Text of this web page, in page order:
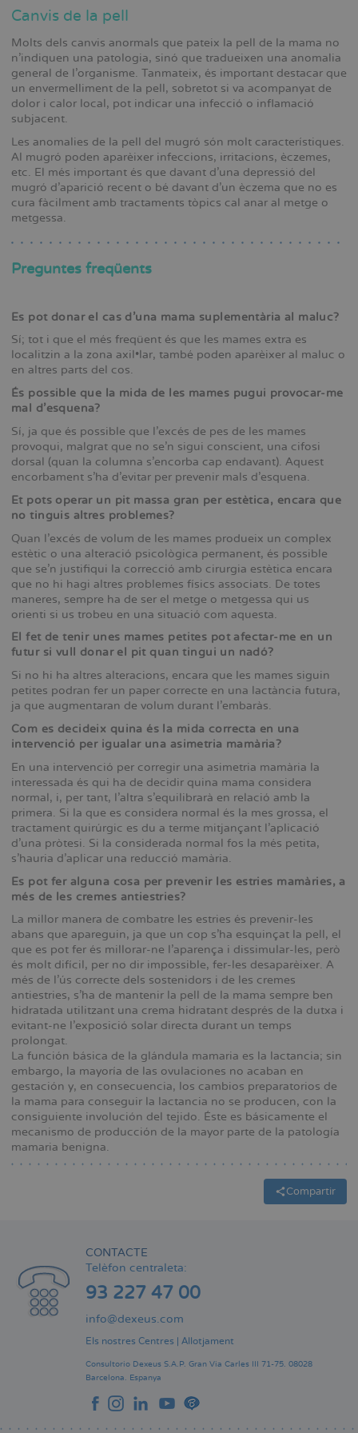
Canvis de la pell
Molts dels canvis anormals que pateix la pell de la mama no
n’indiquen una patologia, sinó que tradueixen una anomalia
general de l’organisme. Tanmateix, és important destacar que
un envermelliment de la pell, sobretot si va acompanyat de
dolor i calor local, pot indicar una infecció o inflamació
subjacent.
Les anomalies de la pell del mugró són molt característiques.
Al mugró poden aparèixer infeccions, irritacions, èczemes,
etc. El més important és que davant d’una depressió del
mugró d’aparició recent o bé davant d’un èczema que no es
cura fàcilment amb tractaments tòpics cal anar al metge o
metgessa.
Preguntes freqüents
Es pot donar el cas d’una mama suplementària al maluc?
Sí; tot i que el més freqüent és que les mames extra es
localitzin a la zona axil•lar, també poden aparèixer al maluc o
en altres parts del cos.
És possible que la mida de les mames pugui provocar-me
mal d’esquena?
Sí, ja que és possible que l’excés de pes de les mames
provoqui, malgrat que no se’n sigui conscient, una cifosi
dorsal (quan la columna s’encorba cap endavant). Aquest
encorbament s’ha d’evitar per prevenir mals d’esquena.
Et pots operar un pit massa gran per estètica, encara que
no tinguis altres problemes?
Quan l’excés de volum de les mames produeix un complex
estètic o una alteració psicològica permanent, és possible
que se’n justifiqui la correcció amb cirurgia estètica encara
que no hi hagi altres problemes físics associats. De totes
maneres, sempre ha de ser el metge o metgessa qui us
orienti si us trobeu en una situació com aquesta.
El fet de tenir unes mames petites pot afectar-me en un
futur si vull donar el pit quan tingui un nadó?
Si no hi ha altres alteracions, encara que les mames siguin
petites podran fer un paper correcte en una lactància futura,
ja que augmentaran de volum durant l’embaràs.
Com es decideix quina és la mida correcta en una
intervenció per igualar una asimetria mamària?
En una intervenció per corregir una asimetria mamària la
interessada és qui ha de decidir quina mama considera
normal, i, per tant, l’altra s’equilibrarà en relació amb la
primera. Si la que es considera normal és la mes grossa, el
tractament quirúrgic es du a terme mitjançant l’aplicació
d’una pròtesi. Si la considerada normal fos la més petita,
s’hauria d’aplicar una reducció mamària.
Es pot fer alguna cosa per prevenir les estries mamàries, a
més de les cremes antiestries?
La millor manera de combatre les estries és prevenir-les
abans que apareguin, ja que un cop s’ha esquinçat la pell, el
que es pot fer és millorar-ne l’aparença i dissimular-les, però
és molt difícil, per no dir impossible, fer-les desaparèixer. A
més de l’ús correcte dels sostenidors i de les cremes
antiestries, s’ha de mantenir la pell de la mama sempre ben
hidratada utilitzant una crema hidratant després de la dutxa i
evitant-ne l’exposició solar directa durant un temps
prolongat.
La función básica de la glándula mamaria es la lactancia; sin
embargo, la mayoría de las ovulaciones no acaban en
gestación y, en consecuencia, los cambios preparatorios de
la mama para conseguir la lactancia no se producen, con la
consiguiente involución del tejido. Éste es básicamente el
mecanismo de producción de la mayor parte de la patología
mamaria benigna.
Compartir
CONTACTE
Telèfon centraleta:
93 227 47 00
info@dexeus.com
Els nostres Centres Allotjament
Consultorio Dexeus S.A.P. Gran Via Carles III 71-75. 08028
Barcelona. Espanya